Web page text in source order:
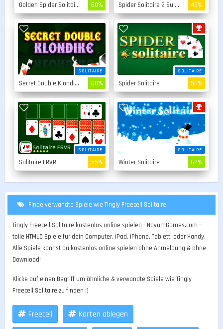
Golden Spider Solitaire 60% Spider Solitaire 2 Suits 43%
SOLITAIRE
Secret Double Klondike 60%
SOLITAIRE
Spider Solitaire 50%
SOLITAIRE
Solitaire FRVR 55%
SOLITAIRE
Winter Solitaire 62%
Finde verwandte Spiele wie Tingly Freecell Solitaire
Tingly Freecell Solitaire kostenlos online spielen - NovumGames.com -
tolle HTML5 Spiele für dein Computer, iPad, iPhone, Tablett, oder Handy.
Alle Spiele kannst du kostenlos online spielen ohne Anmeldung & ohne
Download!
Klicke auf einen Begriff um ähnliche & verwandte Spiele wie Tingly
Freecell Solitaire zu finden ;)
Freecell Karten ablegen